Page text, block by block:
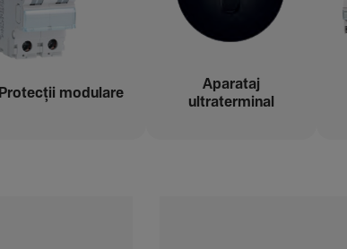
Protecții modu­lare
Aparataj
ultraterminal